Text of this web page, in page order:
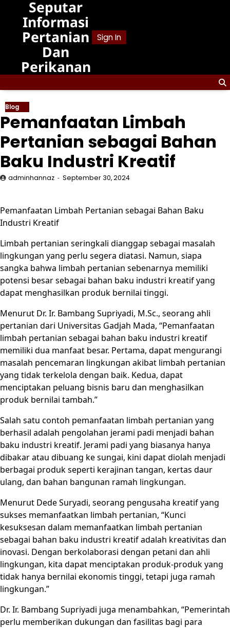
content
Seputar
Informasi
Pertanian
Dan
Perikanan
Sign In
Blog
Pemanfaatan Limbah
Pertanian sebagai Bahan
Baku Industri Kreatif
adminhannaz September 30, 2024
Pemanfaatan Limbah Pertanian sebagai Bahan Baku
Industri Kreatif
Limbah pertanian seringkali dianggap sebagai masalah
lingkungan yang perlu segera diatasi. Namun, siapa
sangka bahwa limbah pertanian sebenarnya memiliki
potensi besar sebagai bahan baku industri kreatif yang
dapat menghasilkan produk bernilai tinggi.
Menurut Dr. Ir. Bambang Supriyadi, M.Sc., seorang ahli
pertanian dari Universitas Gadjah Mada, “Pemanfaatan
limbah pertanian sebagai bahan baku industri kreatif
memiliki dua manfaat besar. Pertama, dapat mengurangi
masalah pencemaran lingkungan akibat limbah pertanian
yang tidak terkelola dengan baik. Kedua, dapat
menciptakan peluang bisnis baru dan menghasilkan
produk bernilai tambah.”
Salah satu contoh pemanfaatan limbah pertanian yang
berhasil adalah pengolahan jerami padi menjadi bahan
baku industri kreatif. Jerami padi yang biasanya hanya
dibakar atau dibuang ke sungai, kini dapat diolah menjadi
berbagai produk seperti kerajinan tangan, kertas daur
ulang, dan bahan bangunan ramah lingkungan.
Menurut Dede Suryadi, seorang pengusaha kreatif yang
sukses memanfaatkan limbah pertanian, “Kunci
kesuksesan dalam memanfaatkan limbah pertanian
sebagai bahan baku industri kreatif adalah kreativitas dan
inovasi. Dengan berkolaborasi dengan petani dan ahli
lingkungan, kita dapat menciptakan produk-produk yang
tidak hanya bernilai ekonomis tinggi, tetapi juga ramah
lingkungan.”
Dr. Ir. Bambang Supriyadi juga menambahkan, “Pemerintah
perlu memberikan dukungan dan fasilitas bagi para